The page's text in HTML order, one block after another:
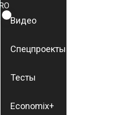
ROMÂNĂ
RU
Видео
Спецпроекты
Тесты
Economix+